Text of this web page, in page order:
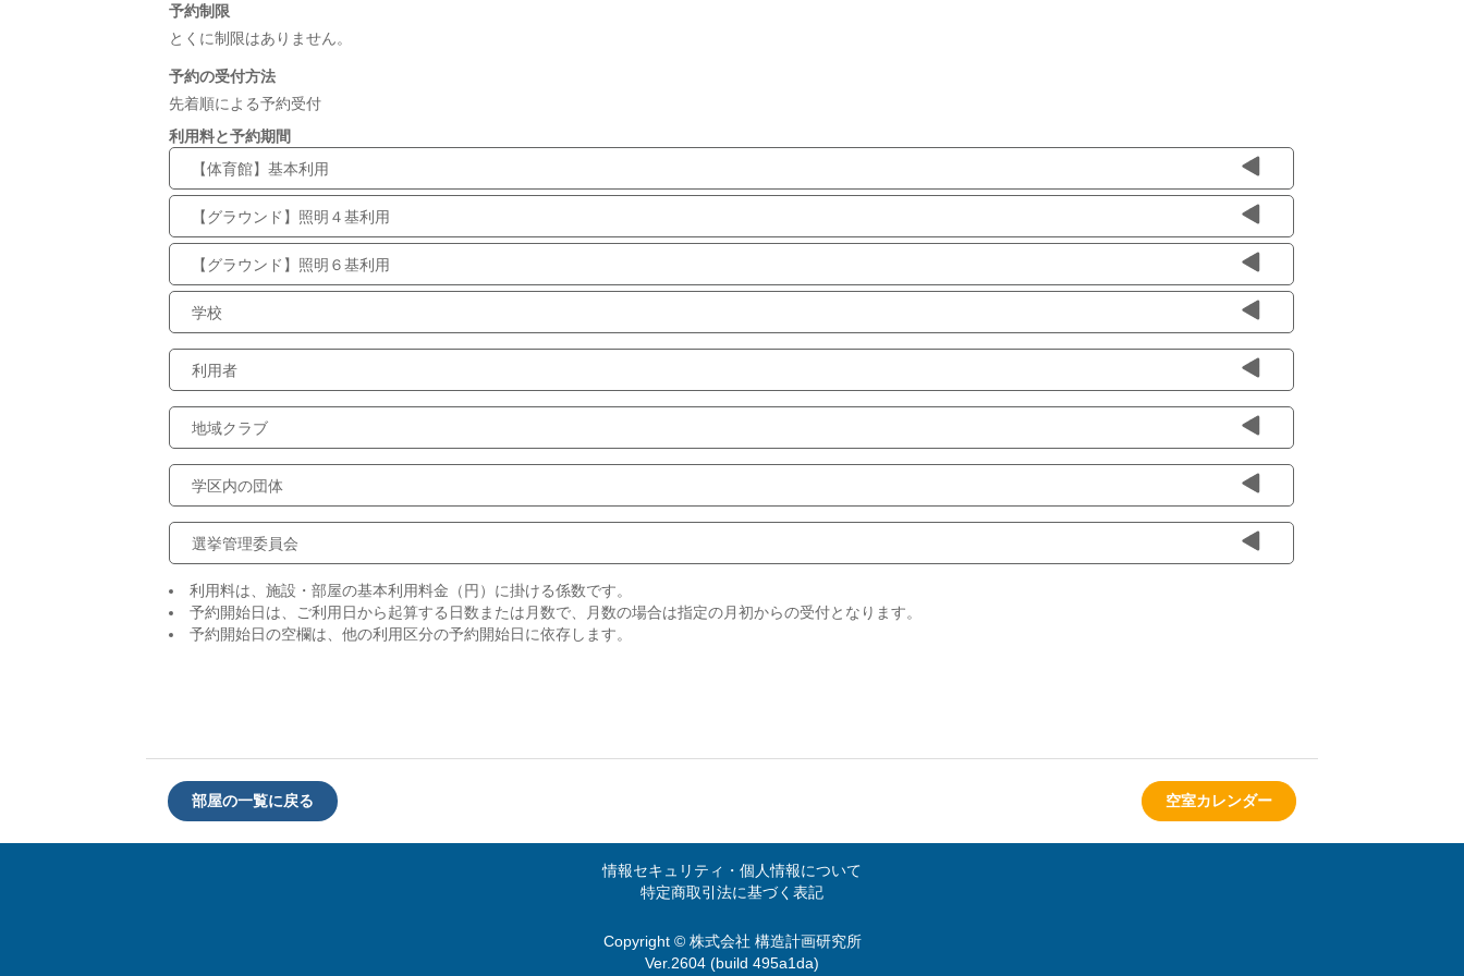
予約制限
とくに制限はありません。
予約の受付方法
先着順による予約受付
利用料と予約期間
【体育館】基本利用
【グラウンド】照明４基利用
【グラウンド】照明６基利用
学校
利用者
地域クラブ
学区内の団体
選挙管理委員会
利用料は、施設・部屋の基本利用料金（円）に掛ける係数です。
予約開始日は、ご利用日から起算する日数または月数で、月数の場合は指定の月初からの受付となります。
予約開始日の空欄は、他の利用区分の予約開始日に依存します。
部屋の一覧に戻る 空室カレンダー
情報セキュリティ・個人情報について
特定商取引法に基づく表記
Copyright © 株式会社 構造計画研究所
Ver.2604 (build 495a1da)